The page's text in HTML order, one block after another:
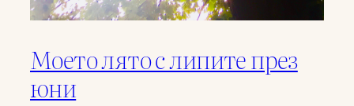
Моето лято с липите през
юни